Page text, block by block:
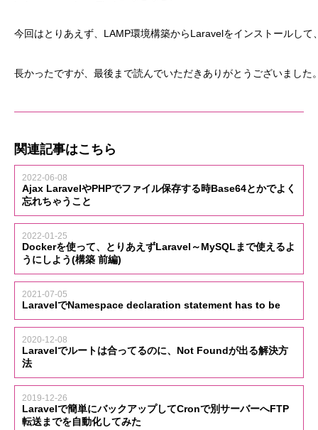
今回はとりあえず、LAMP環境構築からLaravelをインストールし
長かったですが、最後まで読んでいただきありがとうございました
関連記事はこちら
2022-06-08
Ajax LaravelやPHPでファイル保存する時Base64とかでよく
忘れちゃうこと
2022-01-25
Dockerを使って、とりあえずLaravel～MySQLまで使えるよ
うにしよう(構築 前編)
2021-07-05
LaravelでNamespace declaration statement has to be
2020-12-08
Laravelでルートは合ってるのに、Not Foundが出る解決方
法
2019-12-26
Laravelで簡単にバックアップしてCronで別サーバーへFTP
転送までを自動化してみた